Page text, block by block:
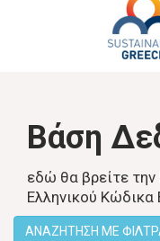
Βάση
εδώ θα βρείτε
Ελληνικού
ΑΝΑΖΗΤΗΣΗ ΜΕ